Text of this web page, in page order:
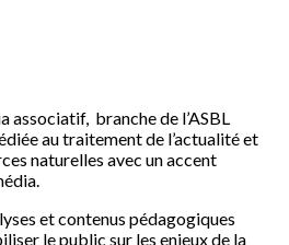
associatif, branche de l’ASBL
au traitement de l’actualité et
naturelles avec un accent
et contenus pédagogiques
le public sur les enjeux de la